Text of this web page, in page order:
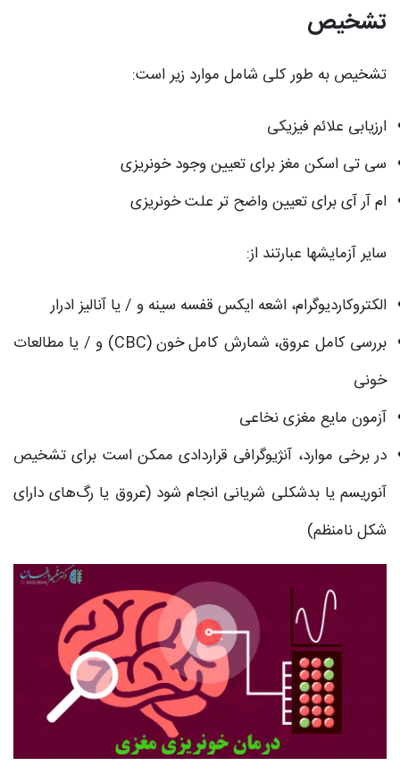
تشخیص
تشخیص به طور کلی شامل موارد زیر است:
ارزیابی علائم فیزیکی
سی تی اسکن مغز برای تعیین وجود خونریزی
ام آر آی برای تعیین واضح تر علت خونریزی
سایر آزمایشها عبارتند از:
الکتروکاردیوگرام، اشعه ایکس قفسه سینه و / یا آنالیز ادرار
بررسی کامل عروق، شمارش کامل خون (CBC) و / یا مطالعات
خونی
آزمون مایع مغزی نخاعی
در برخی موارد، آنژیوگرافی قراردادی ممکن است برای تشخیص
آنوریسم یا بدشکلی شریانی انجام شود (عروق یا رگ‌های دارای
شکل نامنظم)